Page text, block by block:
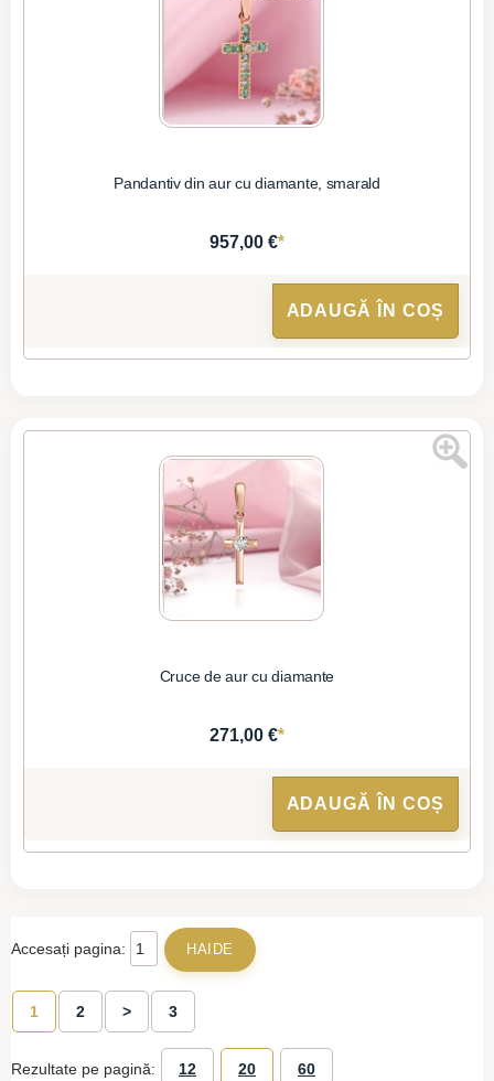
Pandantiv din aur cu diamante, smarald
957,00 €*
ADAUGĂ ÎN COȘ
Cruce de aur cu diamante
271,00 €*
ADAUGĂ ÎN COȘ
Accesați pagina:
1 2 > 3
Rezultate pe pagină: 12 20 60